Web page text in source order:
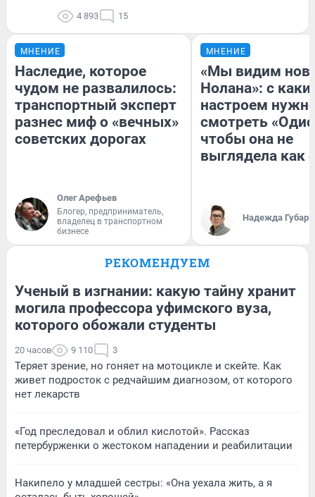
4 893 15
МНЕНИЕ
Наследие, которое
чудом не развалилось:
транспортный эксперт
разнес миф о «вечных»
советских дорогах
Олег Арефьев
Блогер, предприниматель,
владелец в транспортном
бизнесе
МНЕНИЕ
«Мы видим
Нолана»: с
настроем
смотреть
чтобы она не
выглядела как
Надежда Губарь
РЕКОМЕНДУЕМ
Ученый в изгнании: какую тайну хранит
могила профессора уфимского вуза,
которого обожали студенты
20 часов 9 110 3
Теряет зрение, но гоняет на мотоцикле и скейте. Как
живет подросток с редчайшим диагнозом, от которого
нет лекарств
«Год преследовал и облил кислотой». Рассказ
петербурженки о жестоком нападении и реабилитации
Накипело у младшей сестры: «Она уехала жить, а я